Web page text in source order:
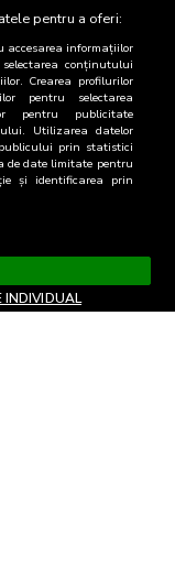
pentru a oferi:
accesarea informațiilor
conținutului
Crearea profilurilor
pentru selectarea
pentru publicitate
Utilizarea datelor
prin statistici
de date limitate pentru
și identificarea prin
INDIVIDUAL